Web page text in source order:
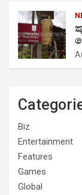
Biz
Entertainment
Features
Games
Global